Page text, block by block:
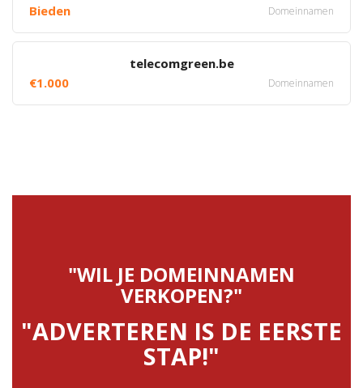
Bieden
Domeinnamen
telecomgreen.be
€1.000
Domeinnamen
"WIL JE DOMEINNAMEN
VERKOPEN?"
"ADVERTEREN IS DE EERSTE
STAP!"